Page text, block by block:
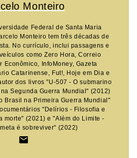
Monteiro
Federal de Santa Maria
Monteiro tem três décadas de
No currículo, inclui passagens e
como Zero Hora, Correio
Econômico, InfoMoney, Gazeta
Catarinense, Fut!, Hoje em Dia e
dos livros "U-507 - O submarino
Segunda Guerra Mundial" (2012)
Brasil na Primeira Guerra Mundial"
"Delírios - Filosofia e
morte" (2021) e "Além do Limite -
é sobreviver" (2022)